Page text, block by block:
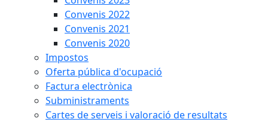
Convenis 2022
Convenis 2021
Convenis 2020
Impostos
Oferta pública d'ocupació
Factura electrònica
Subministraments
Cartes de serveis i valoració de resultats